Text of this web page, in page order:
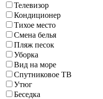
Телевизор
Кондиционер
Тихое место
Смена белья
Пляж песок
Уборка
Вид на море
Спутниковое ТВ
Утюг
Беседка